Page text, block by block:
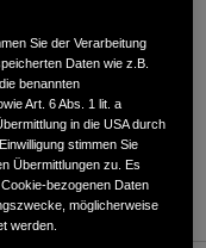
Sie der Verarbeitung
Daten wie z.B.
benannten
Art. 6 Abs. 1 lit. a
in die USA durch
stimmen Sie
Übermittlungen zu. Es
bezogenen Daten
möglicherweise
werden.